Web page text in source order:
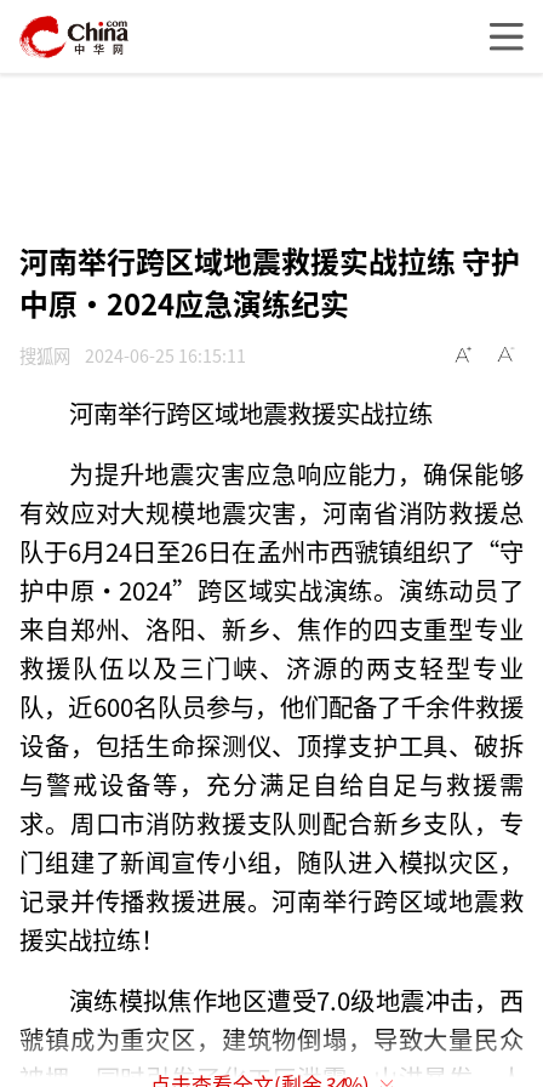
河南举行跨区域地震救援实战拉练 守护
中原•2024应急演练纪实
搜狐网 2024-06-25 16:15:11
河南举行跨区域地震救援实战拉练
为提升地震灾害应急响应能力，确保能够
有效应对大规模地震灾害，河南省消防救援总
队于6月24日至26日在孟州市西虢镇组织了“守
护中原•2024”跨区域实战演练。演练动员了
来自郑州、洛阳、新乡、焦作的四支重型专业
救援队伍以及三门峡、济源的两支轻型专业
队，近600名队员参与，他们配备了千余件救援
设备，包括生命探测仪、顶撑支护工具、破拆
与警戒设备等，充分满足自给自足与救援需
求。周口市消防救援支队则配合新乡支队，专
门组建了新闻宣传小组，随队进入模拟灾区，
记录并传播救援进展。河南举行跨区域地震救
援实战拉练！
演练模拟焦作地区遭受7.0级地震冲击，西
虢镇成为重灾区，建筑物倒塌，导致大量民众
被埋，同时引发了化工厂泄露、山洪暴发、人